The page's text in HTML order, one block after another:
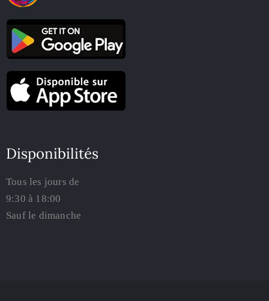
Disponibilités
Tous les jours de
9:30 à 18:00
Sauf le dimanche